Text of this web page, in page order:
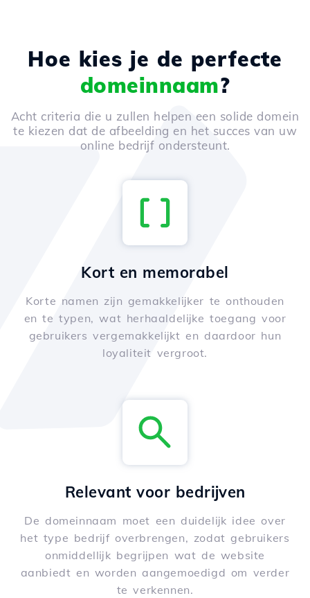
Hoe kies je de perfecte
domeinnaam?
Acht criteria die u zullen helpen een solide domein
te kiezen dat de afbeelding en het succes van uw
online bedrijf ondersteunt.
Kort en memorabel
Korte namen zijn gemakkelijker te onthouden
en te typen, wat herhaaldelijke toegang voor
gebruikers vergemakkelijkt en daardoor hun
loyaliteit vergroot.
Relevant voor bedrijven
De domeinnaam moet een duidelijk idee over
het type bedrijf overbrengen, zodat gebruikers
onmiddellijk begrijpen wat de website
aanbiedt en worden aangemoedigd om verder
te verkennen.